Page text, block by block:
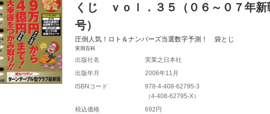
くじ ｖｏｌ．３５（０６～０７年新
号）
圧倒人気！ロト＆ナンバーズ当選数字予測！ 袋とじ
実用百科
出版社名
実業之日本社
出版年月
2006年11月
ISBNコード
978-4-408-62795-3
（4-408-62795-X）
税込価格
692円